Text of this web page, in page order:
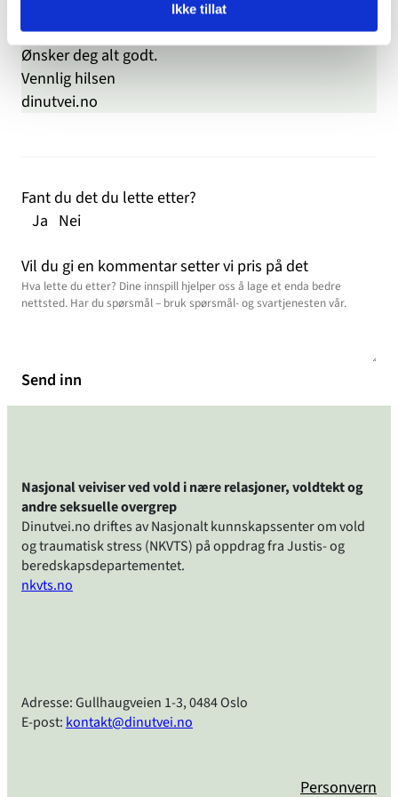
Ikke tillat
kontakt med et Nok.- eller SMISO-senter.
om sentrene og deres tilbud her.
Ønsker deg alt godt.
Vennlig hilsen
dinutvei.no
Fant du det du lette etter?
Ja Nei
Vil du gi en kommentar setter vi pris på det
Send inn
Nasjonal veiviser ved vold i nære relasjoner, voldtekt og
andre seksuelle overgrep
Dinutvei.no driftes av Nasjonalt kunnskapssenter om vold
og traumatisk stress (NKVTS) på oppdrag fra Justis- og
beredskapsdepartementet.
nkvts.no
Adresse: Gullhaugveien 1-3, 0484 Oslo
E-post: kontakt@dinutvei.no
Personvern